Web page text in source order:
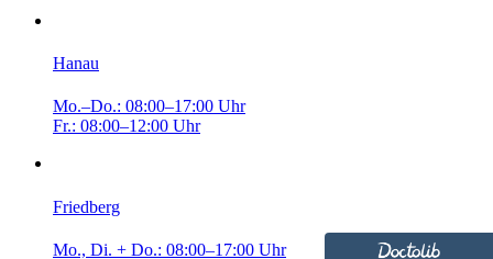
Hanau
Mo.–Do.: 08:00–17:00 Uhr
Fr.: 08:00–12:00 Uhr
Friedberg
Mo., Di. + Do.: 08:00–17:00 Uhr